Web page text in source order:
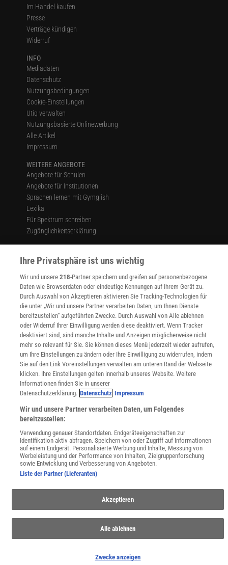
Im Handel kaufen
Presse
Verträge kündigen
Widerruf
INFO
Mediadaten
Datenschutz
Nutzungsbedingungen
Cookie-Einstellungen
Utiq verwalten
Nutzungsbasierte Onlinewerbung
Alle Artikel
Impressum
WEITERE ANGEBOTE
Angebote für Schulen
Angebote für Institutionen
Sprachen lernen mit Gymglish
Lexika
Für Spektrum schreiben
Zugänglichkeitserklärung
KielSCN
SciLogs
Uns finden Sie auch hier:
Ihre Privatsphäre ist uns wichtig
Wir und unsere218-Partner speichern und greifen auf personenbezogene
Daten wie Browserdaten oder eindeutige Kennungen auf Ihrem Gerät zu.
Durch Auswahl von Akzeptieren aktivieren Sie Tracking-Technologien für
die unter „Wir und unsere Partner verarbeiten Daten, um Ihnen Dienste
bereitzustellen“ aufgeführten Zwecke. Durch Auswahl von Alle ablehnen
oder Widerruf Ihrer Einwilligung werden diese deaktiviert. Wenn Tracker
deaktiviert sind, sind manche Inhalte und Anzeigen möglicherweise nicht
mehr so relevant für Sie. Sie können dieses Menü jederzeit wieder aufrufen,
um Ihre Einstellungen zu ändern oder Ihre Einwilligung zu widerrufen, indem
Sie auf den Link Voreinstellungen verwalten am unteren Rand der Webseite
klicken. Ihre Einstellungen gelten innerhalb unseres Website. Weitere
Informationen finden Sie in unserer
Datenschutzerklärung. Datenschutz Impressum
Wir und unsere Partner verarbeiten Daten, um Folgendes
bereitzustellen:
Verwendung genauer Standortdaten. Endgeräteeigenschaften zur
Identifikation aktiv abfragen. Speichern von oder Zugriff auf Informationen
auf einem Endgerät. Personalisierte Werbung und Inhalte, Messung von
Werbeleistung und der Performance von Inhalten, Zielgruppenforschung
sowie Entwicklung und Verbesserung von Angeboten.
Liste der Partner (Lieferanten)
Akzeptieren
Alle ablehnen
Zwecke anzeigen